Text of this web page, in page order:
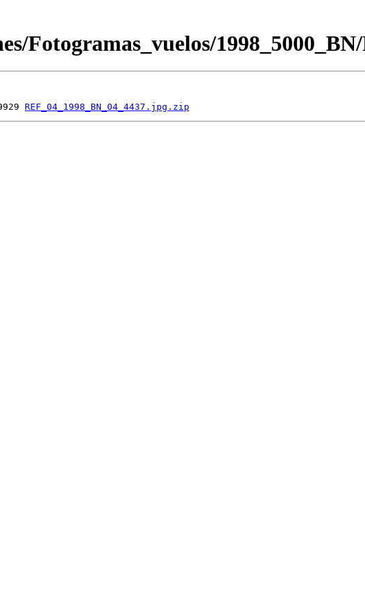
Fotogramas_vuelos/
REF_04_1998_BN_04_4437.jpg.zip